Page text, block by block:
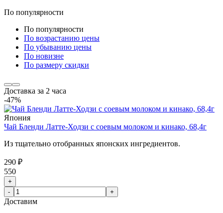
По популярности
По популярности
По возрастанию цены
По убыванию цены
По новизне
По размеру скидки
Доставка за 2 часа
-47%
Япония
Чай Бленди Латте-Ходзи с соевым молоком и кинако, 68,4г
Из тщательно отобранных японских ингредиентов.
290 ₽
550
+
-
+
Доставим